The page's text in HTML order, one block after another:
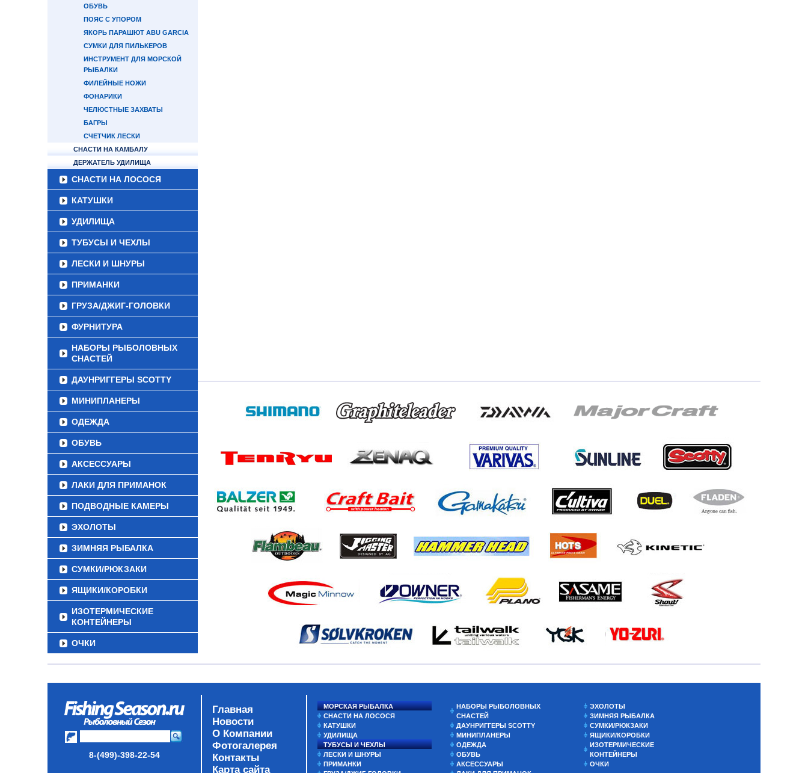
ОБУВЬ
ПОЯС С УПОРОМ
ЯКОРЬ ПАРАШЮТ ABU GARCIA
СУМКИ ДЛЯ ПИЛЬКЕРОВ
ИНСТРУМЕНТ ДЛЯ МОРСКОЙ
РЫБАЛКИ
ФИЛЕЙНЫЕ НОЖИ
ФОНАРИКИ
ЧЕЛЮСТНЫЕ ЗАХВАТЫ
БАГРЫ
СЧЕТЧИК ЛЕСКИ
СНАСТИ НА КАМБАЛУ
ДЕРЖАТЕЛЬ УДИЛИЩА
СНАСТИ НА ЛОСОСЯ
КАТУШКИ
УДИЛИЩА
ТУБУСЫ И ЧЕХЛЫ
ЛЕСКИ И ШНУРЫ
ПРИМАНКИ
ГРУЗА/ДЖИГ-ГОЛОВКИ
ФУРНИТУРА
НАБОРЫ РЫБОЛОВНЫХ
СНАСТЕЙ
ДАУНРИГГЕРЫ SCOTTY
МИНИПЛАНЕРЫ
ОДЕЖДА
ОБУВЬ
АКСЕССУАРЫ
ЛАКИ ДЛЯ ПРИМАНОК
ПОДВОДНЫЕ КАМЕРЫ
ЭХОЛОТЫ
ЗИМНЯЯ РЫБАЛКА
СУМКИ/РЮКЗАКИ
ЯЩИКИ/КОРОБКИ
ИЗОТЕРМИЧЕСКИЕ
КОНТЕЙНЕРЫ
ОЧКИ
8-(499)-398-22-54
Главная
Новости
О Компании
Фотогалерея
Контакты
Карта сайта
МОРСКАЯ РЫБАЛКА
СНАСТИ НА ЛОСОСЯ
КАТУШКИ
УДИЛИЩА
ТУБУСЫ И ЧЕХЛЫ
ЛЕСКИ И ШНУРЫ
ПРИМАНКИ
НАБОРЫ РЫБОЛОВНЫХ
СНАСТЕЙ
ДАУНРИГГЕРЫ SCOTTY
МИНИПЛАНЕРЫ
ОДЕЖДА
ОБУВЬ
АКСЕССУАРЫ
ЭХОЛОТЫ
ЗИМНЯЯ РЫБАЛКА
СУМКИ/РЮКЗАКИ
ЯЩИКИ/КОРОБКИ
ИЗОТЕРМИЧЕСКИЕ
КОНТЕЙНЕРЫ
ОЧКИ